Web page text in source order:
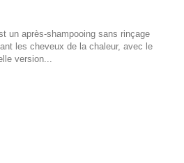
un après-shampooing sans rinçage
les cheveux de la chaleur, avec le
version...